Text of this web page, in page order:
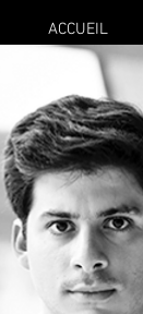
ACCUEIL